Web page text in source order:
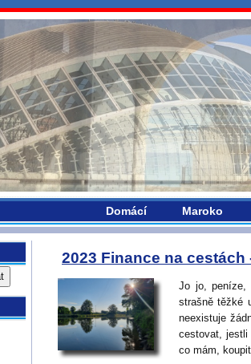
Domácí Maroko
2023 Finance na cestách
Jo jo, peníze,
strašně těžké
neexistuje
cestovat, jestli
co mám,